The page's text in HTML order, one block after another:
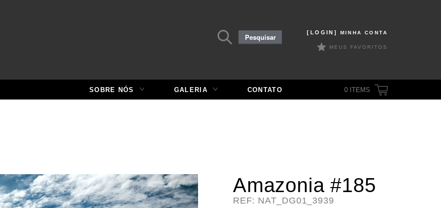
[LOGIN] MINHA CONTA
MEUS FAVORITOS
Pesquisar
por:Pesquisar
SOBRE NÓS GALERIA CONTATO 0 ITEMS
Amazonia #185
REF: NAT_DG01_3939